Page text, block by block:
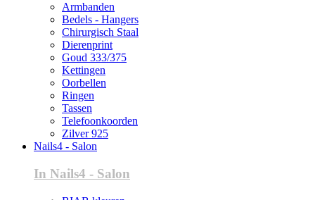
Armbanden
Bedels - Hangers
Chirurgisch Staal
Dierenprint
Goud 333/375
Kettingen
Oorbellen
Ringen
Tassen
Telefoonkoorden
Zilver 925
Nails4 - Salon
In Nails4 - Salon